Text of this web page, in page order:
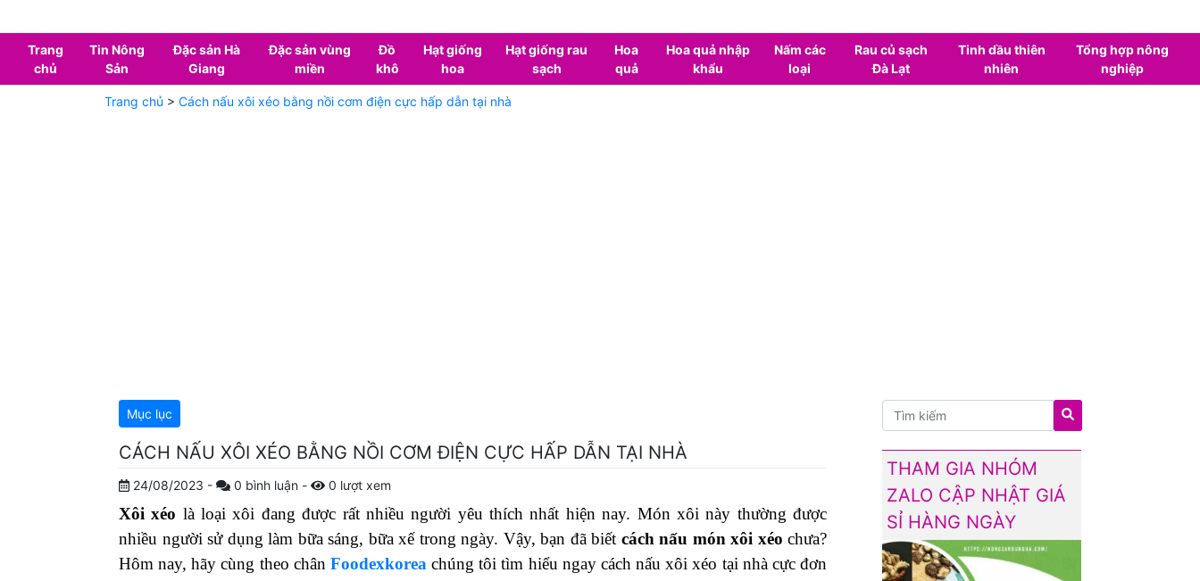
Trang
chủ
Tin Nông
Sản
Đặc sản Hà
Giang
Đặc sản vùng
miền
Đồ
khô
Hạt giống
hoa
Hạt giống rau
sạch
Hoa
quả
Hoa quả nhập
khẩu
Nấm các
loại
Rau củ sạch
Đà Lạt
Tinh dầu thiên
nhiên
Tổng hợp nông
nghiệp
Trang chủ > Cách nấu xôi xéo bằng nồi cơm điện cực hấp dẫn tại nhà
Mục lục
CÁCH NẤU XÔI XÉO BẰNG NỒI CƠM ĐIỆN CỰC HẤP DẪN TẠI NHÀ
24/08/2023 - 0 bình luận - 0 lượt xem
Xôi xéo là loại xôi đang được rất nhiều người yêu thích nhất hiện nay. Món xôi này thường được
nhiều người sử dụng làm bữa sáng, bữa xế trong ngày. Vậy, bạn đã biết cách nấu món xôi xéo chưa?
Hôm nay, hãy cùng theo chân Foodexkorea chúng tôi tìm hiểu ngay cách nấu xôi xéo tại nhà cực đơn
THAM GIA NHÓM
ZALO CẬP NHẬT GIÁ
SỈ HÀNG NGÀY